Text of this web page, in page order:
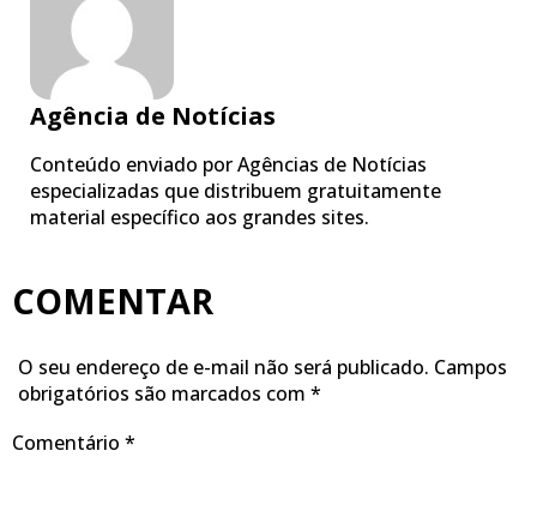
Agência de Notícias
Conteúdo enviado por Agências de Notícias
especializadas que distribuem gratuitamente
material específico aos grandes sites.
COMENTAR
O seu endereço de e-mail não será publicado. Campos
obrigatórios são marcados com *
Comentário *